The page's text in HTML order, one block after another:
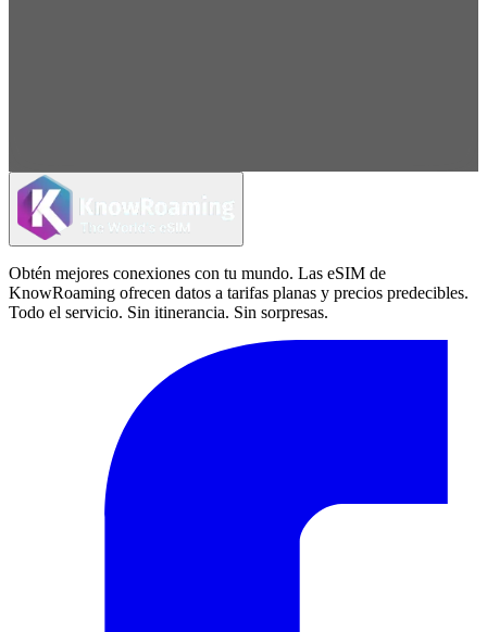
Obtén mejores conexiones con tu mundo. Las eSIM de
KnowRoaming ofrecen datos a tarifas planas y precios predecibles.
Todo el servicio. Sin itinerancia. Sin sorpresas.